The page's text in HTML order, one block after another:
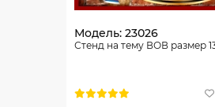
Модель: 23026
Стенд на тему ВОВ размер